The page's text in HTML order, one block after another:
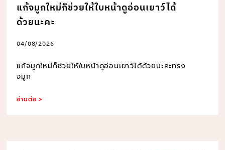
แก้จมูกใหม่ก็ช่วยให้ใบหน้าดูอ่อนเยาว์ได้
ด้วยนะคะ
04/08/2026
แก้จมูกใหม่ก็ช่วยให้ใบหน้าดูอ่อนเยาว์ได้ด้วยนะคะทรง
จมูก
อ่านต่อ >